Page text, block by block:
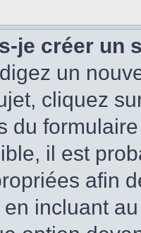
je créer un
un
cliquez
du
il est
afin
incluant